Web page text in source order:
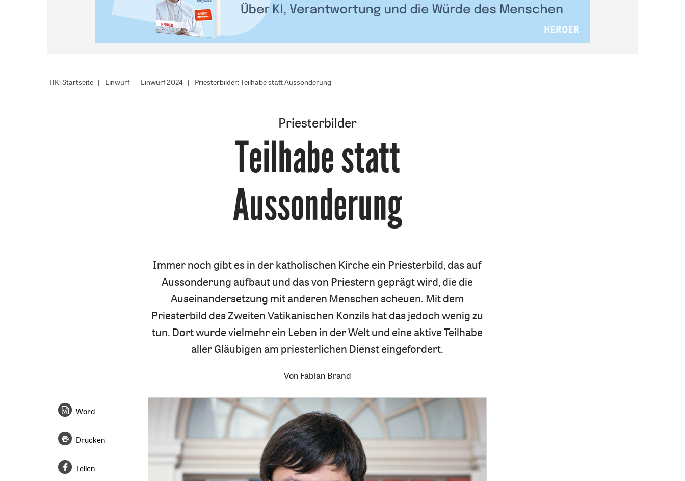
HK: Startseite Einwurf Einwurf 2024 Priesterbilder: Teilhabe statt Aussonderung
Priesterbilder
:
Teilhabe statt
Aussonderung
Immer noch gibt es in der katholischen Kirche ein Priesterbild, das auf
Aussonderung aufbaut und das von Priestern geprägt wird, die die
Auseinandersetzung mit anderen Menschen scheuen. Mit dem
Priesterbild des Zweiten Vatikanischen Konzils hat das jedoch wenig zu
tun. Dort wurde vielmehr ein Leben in der Welt und eine aktive Teilhabe
aller Gläubigen am priesterlichen Dienst eingefordert.
Von Fabian Brand
Word
Drucken
Teilen